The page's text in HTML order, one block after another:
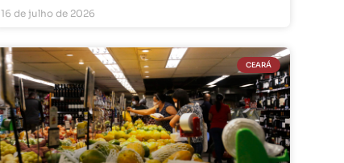
16 de julho de 2026
CEARÁ